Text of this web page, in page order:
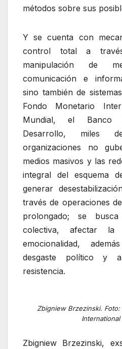
métodos sobre sus
Y se cuenta con
control total a
manipulación de
comunicación e
sino también de
Fondo Monetario
Mundial, el Banco
Desarrollo, miles
organizaciones no
medios masivos y las
integral del esquema
generar
través de operaciones
prolongado; se
colectiva, afectar
emocionalidad,
desgaste político y
resistencia.
Zbigniew Brzezinski.
International
Zbigniew Brzezinski,